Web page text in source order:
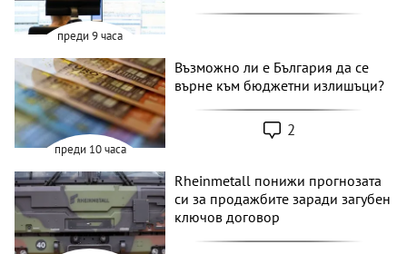
преди 9 часа
преди 10 часа
Възможно ли е България да се
върне към бюджетни излишъци?
2
Rheinmetall понижи прогнозата
си за продажбите заради загубен
ключов договор